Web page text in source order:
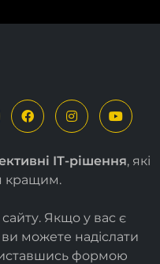
ІТ-рішення, які
кращим.
сайту. Якщо у вас є
можете надіслати
формою